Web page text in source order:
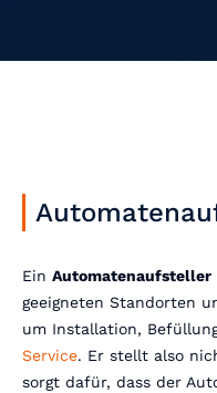
Ein Automatenaufsteller
geeigneten Standorten
um Installation,
Service. Er stellt also
sorgt dafür, dass der